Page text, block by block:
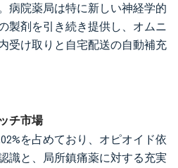
病院薬局は特に新しい神経学的
製剤を引き続き提供し、オムニ
受け取りと自宅配送の自動補充
チ市場
を占めており、オピオイド依
識と、局所鎮痛薬に対する充実